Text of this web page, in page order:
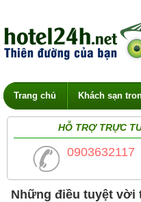
Trang chủ Khách sạn
HỖ TRỢ TRỰC
0903632117
Những điều tuyệt vời